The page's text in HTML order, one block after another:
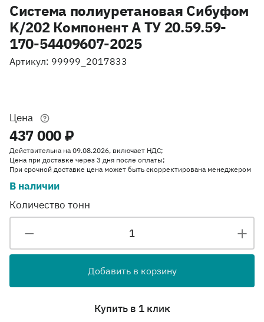
Система полиуретановая Сибуфом
K/202 Компонент А ТУ 20.59.59-
170-54409607-2025
Артикул: 99999_2017833
Цена
437 000 ₽
Действительна на 09.08.2026, включает НДС;
Цена при доставке через 3 дня после оплаты;
При срочной доставке цена может быть скорректирована менеджером
В наличии
Количество тонн
Добавить в корзину
Купить в 1 клик